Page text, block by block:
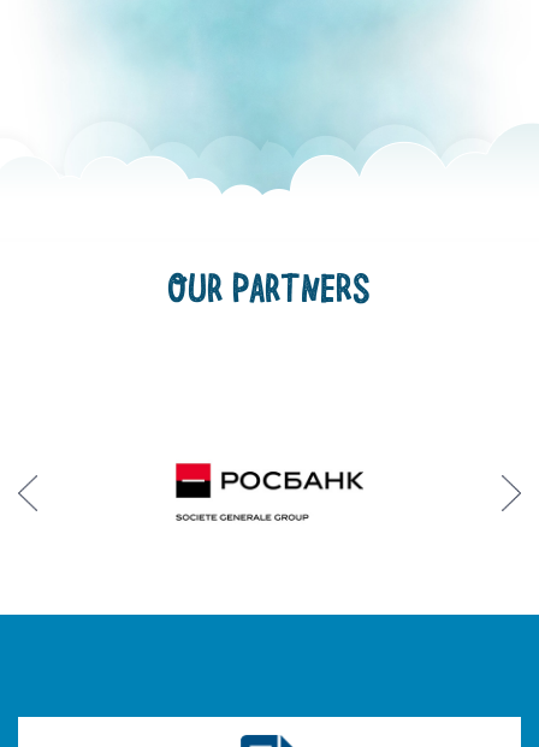
OUR PARTNERS
Prev Next